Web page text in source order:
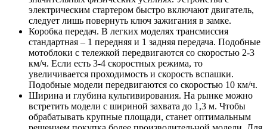
электрическим стартером быстро включают двигатель,
следует лишь повернуть ключ зажигания в замке.
Коробка передач. В легких моделях трансмиссия
стандартная – 1 передняя и 1 задняя передача. Подобные
мотоблоки с тележкой передвигаются со скоростью 2-3
км/ч. Если есть 3-4 скоростных режима, то
увеличивается проходимость и скорость вспашки.
Подобные модели передвигаются со скоростью 10 км/ч.
Ширина и глубина культивирования. На рынке можно
встретить модели с шириной захвата до 1,3 м. Чтобы
обрабатывать крупные площади, станет оптимальным